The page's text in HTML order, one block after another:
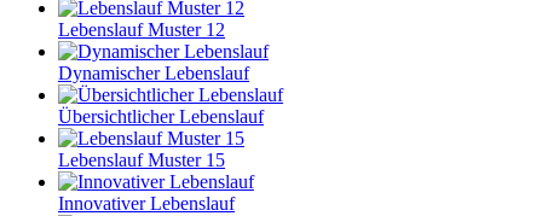
Lebenslauf Muster 12
Dynamischer Lebenslauf
Übersichtlicher Lebenslauf
Lebenslauf Muster 15
Innovativer Lebenslauf